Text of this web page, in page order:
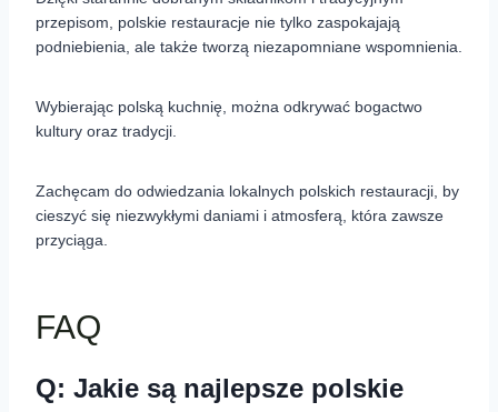
przepisom, polskie restauracje nie tylko zaspokajają
podniebienia, ale także tworzą niezapomniane wspomnienia.
Wybierając polską kuchnię, można odkrywać bogactwo
kultury oraz tradycji.
Zachęcam do odwiedzania lokalnych polskich restauracji, by
cieszyć się niezwykłymi daniami i atmosferą, która zawsze
przyciąga.
FAQ
Q: Jakie są najlepsze polskie